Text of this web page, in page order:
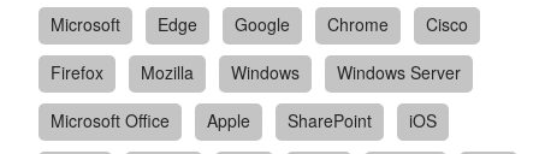
Microsoft Edge Google Chrome
Cisco
Firefox
Mozilla Windows
Windows Server
Microsoft Office
Apple SharePoint
iOS